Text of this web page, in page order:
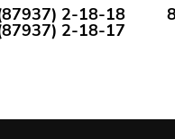
2-18-18
2-18-17